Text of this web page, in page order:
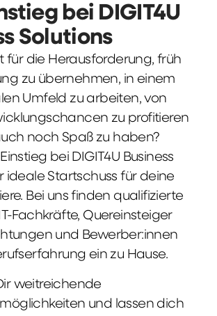
bei DIGIT4U
Solutions
für die Herausforderung, früh
zu übernehmen, in einem
Umfeld zu arbeiten, von
zu profitieren
noch Spaß zu haben?
bei DIGIT4U Business
ideale Startschuss für deine
Bei uns finden qualifizierte
Fachkräfte, Quereinsteiger
und Bewerber:innen
ein zu Hause.
weitreichende
und lassen dich